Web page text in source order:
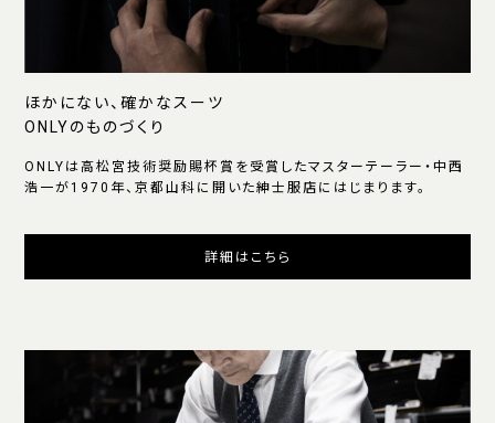
ほかにない、確かなスーツ
ONLYのものづくり
ONLYは高松宮技術奨励賜杯賞を受賞したマスターテーラー・中西
浩一が1970年、京都山科に開いた紳士服店にはじまります。
詳細はこちら